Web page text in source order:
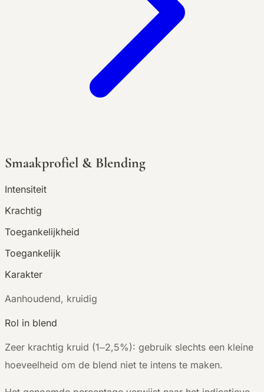
Smaakprofiel & Blending
Intensiteit
Krachtig
Toegankelijkheid
Toegankelijk
Karakter
Aanhoudend, kruidig
Rol in blend
Zeer krachtig kruid (1–2,5%): gebruik slechts een kleine
hoeveelheid om de blend niet te intens te maken.